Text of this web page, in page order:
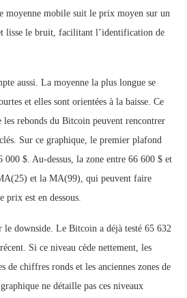
moyenne mobile suit le prix moyen sur un
lisse le bruit, facilitant l’identification de
aussi. La moyenne la plus longue se
et elles sont orientées à la baisse. Ce
les rebonds du Bitcoin peuvent rencontrer
Sur ce graphique, le premier plafond
000 $. Au-dessus, la zone entre 66 600 $ et
et la MA(99), qui peuvent faire
prix est en dessous.
le downside. Le Bitcoin a déjà testé 65 632
Si ce niveau cède nettement, les
de chiffres ronds et les anciennes zones de
ne détaille pas ces niveaux